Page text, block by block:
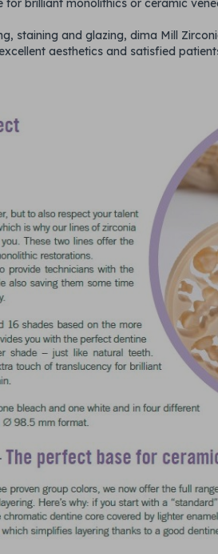
brilliant monolithics or ceramic
staining and glazing, dima Mill
aesthetics and satisfied